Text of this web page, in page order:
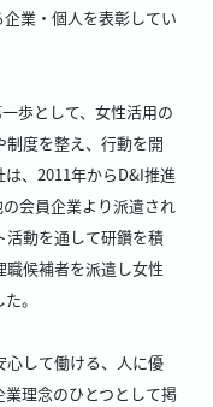
業・個人を表彰してい
歩として、女性活用の
度を整え、行動を開
、2011年からD&I推進
会員企業より派遣され
活動を通して研鑽を積
候補者を派遣し女性
。
心して働ける、人に優
理念のひとつとして掲